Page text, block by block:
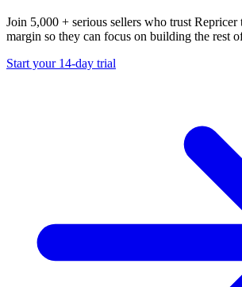
Join 5,000 + serious sellers who trust
margin so they can focus on building the rest
Start your 14-day trial